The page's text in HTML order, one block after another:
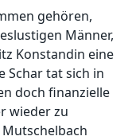
gehören,
Männer,
Konstandin eine
Schar tat sich in
doch finanzielle
wieder zu